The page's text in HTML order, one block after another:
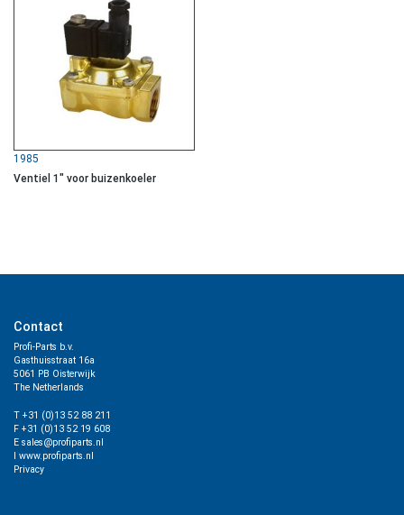
1985
Ventiel 1″ voor buizenkoeler
Contact
Profi-Parts b.v.
Gasthuisstraat 16a
5061 PB Oisterwijk
The Netherlands
T +31 (0)13 52 88 211
F +31 (0)13 52 19 608
E sales@profiparts.nl
I www.profiparts.nl
Privacy